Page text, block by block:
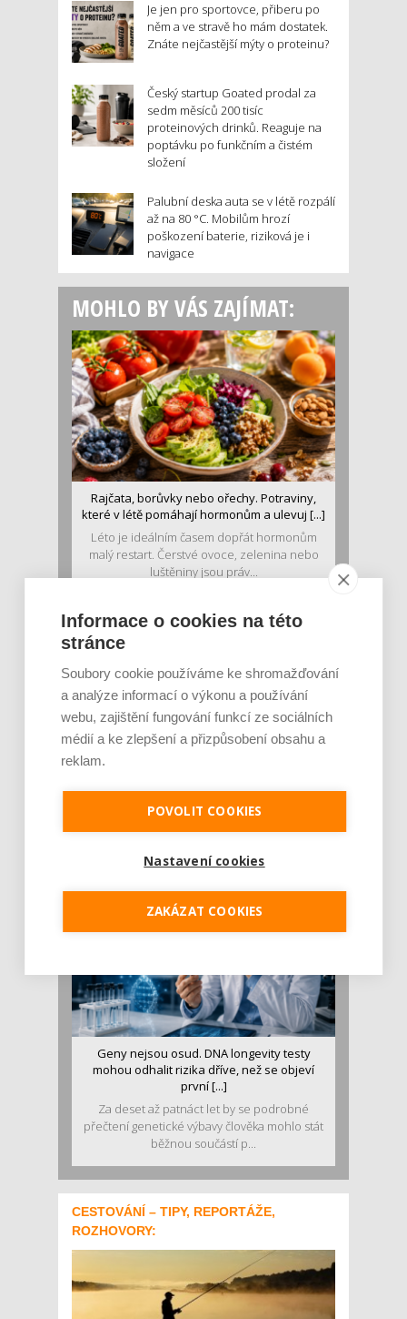
Je jen pro sportovce, přiberu po
něm a ve stravě ho mám dostatek.
Znáte nejčastější mýty o proteinu?
Český startup Goated prodal za
sedm měsíců 200 tisíc
proteinových drinků. Reaguje na
poptávku po funkčním a čistém
složení
Palubní deska auta se v létě rozpálí
až na 80 °C. Mobilům hrozí
poškození baterie, riziková je i
navigace
MOHLO BY VÁS ZAJÍMAT:
Rajčata, borůvky nebo ořechy. Potraviny,
které v létě pomáhají hormonům a ulevuj [...]
Léto je ideálním časem dopřát hormonům
malý restart. Čerstvé ovoce, zelenina nebo
luštěniny jsou práv...
stravě ho mám dostatek. Znáte nejčastějš [...]
Pojem protein již nějakou dobu rezonuje
v oblasti zdraví, výživy i dlouhověkosti. Přesto
Geny nejsou osud. DNA longevity testy
mohou odhalit rizika dříve, než se objeví
první [...]
Za deset až patnáct let by se podrobné
přečtení genetické výbavy člověka mohlo stát
běžnou součástí p...
CESTOVÁNÍ – TIPY, REPORTÁŽE,
ROZHOVORY:
Informace o cookies na této
stránce
Soubory cookie používáme ke shromažďování
a analýze informací o výkonu a používání
webu, zajištění fungování funkcí ze sociálních
médií a ke zlepšení a přizpůsobení obsahu a
reklam.
POVOLIT COOKIES
Nastavení cookies
ZAKÁZAT COOKIES